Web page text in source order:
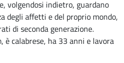
volgendosi indietro, guardano
degli affetti e del proprio mondo,
di seconda generazione.
è calabrese, ha 33 anni e lavora